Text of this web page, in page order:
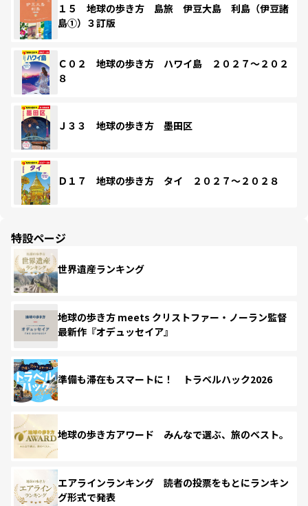
１５ 地球の歩き方 島旅 伊豆大島 利島（伊豆諸
島①）３訂版
Ｃ０２ 地球の歩き方 ハワイ島 ２０２７～２０２
８
Ｊ３３ 地球の歩き方 墨田区
Ｄ１７ 地球の歩き方 タイ ２０２７～２０２８
特設ページ
世界遺産ランキング
地球の歩き方 meets クリストファー・ノーラン監督
最新作『オデュッセイア』
準備も滞在もスマートに！ トラベルハック2026
地球の歩き方アワード みんなで選ぶ、旅のベスト。
エアラインランキング 読者の投票をもとにランキン
グ形式で発表